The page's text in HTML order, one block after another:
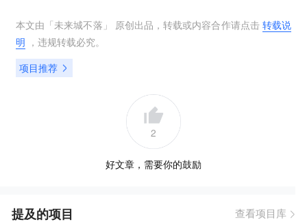
本文由「未来城不落 」 原创出品，转载或内容合作请点击 转载说
明 ，违规转载必究。
项目推荐
2
好文章，需要你的鼓励
提及的项目 查看项目库